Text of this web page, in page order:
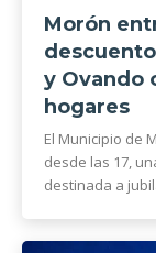
Morón
y Ovando
hogares
El Municipio de
desde las 17,
destinada a